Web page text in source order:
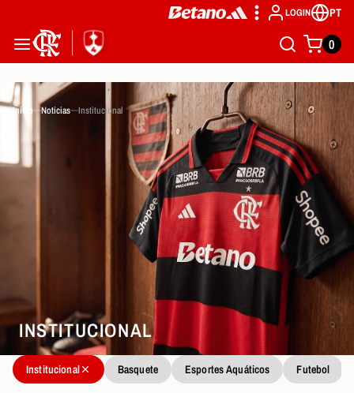
LOGIN PT
0
Inicio Noticias Institucional
INSTITUCIONAL
Institucional Basquete Esportes Aquáticos Futebol